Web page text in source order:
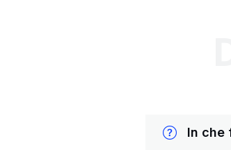
In che